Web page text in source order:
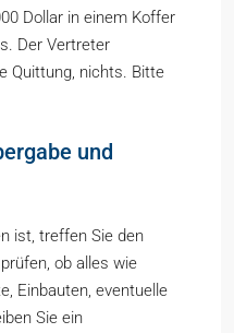
Dollar in einem Koffer
Der Vertreter
Quittung, nichts. Bitte
und
ist, treffen Sie den
ob alles wie
Einbauten, eventuelle
Sie ein